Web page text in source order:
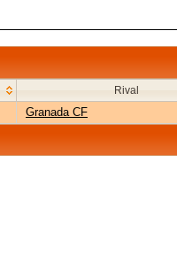
Rival
Granada CF